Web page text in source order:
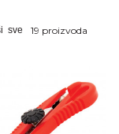
19 proizvoda
sve